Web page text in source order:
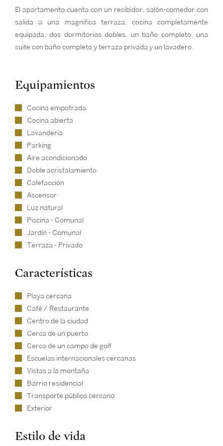
El apartamento cuenta con un recibidor, salón-comedor con
salida a una magnifica terraza, cocina completamente
equipada, dos dormitorios dobles, un baño completo, una
suite con baño completo y terraza privada y un lavadero.
Equipamientos
Cocina empotrada
Cocina abierta
Lavandería
Parking
Aire acondicionado
Doble acristalamiento
Calefacción
Ascensor
Luz natural
Piscina - Comunal
Jardín - Comunal
Terraza - Privado
Características
Playa cercana
Café / Restaurante
Centro de la ciudad
Cerca de un puerto
Cerca de un campo de golf
Escuelas internacionales cercanas
Vistas a la montaña
Barrio residencial
Transporte público cercano
Exterior
Estilo de vida